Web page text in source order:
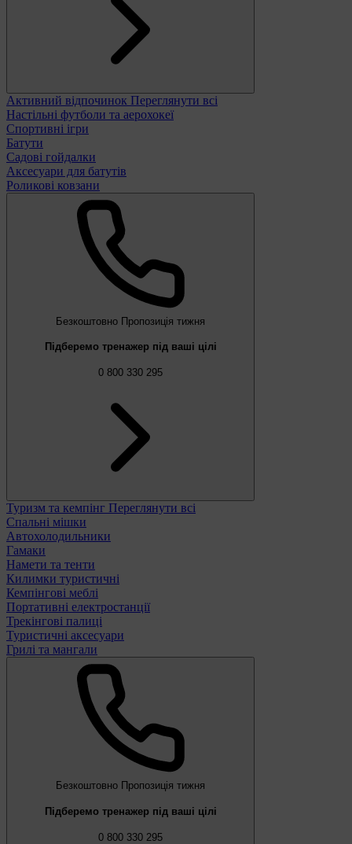
Активний відпочинок Переглянути всі
Настільні футболи та аерохокеї
Спортивні ігри
Батути
Садові гойдалки
Аксесуари для батутів
Роликові ковзани
Безкоштовно Пропозиція тижня
Підберемо тренажер під ваші цілі
0 800 330 295
Туризм та кемпінг Переглянути всі
Спальні мішки
Автохолодильники
Гамаки
Намети та тенти
Килимки туристичні
Кемпінгові меблі
Портативні електростанції
Трекінгові палиці
Туристичні аксесуари
Грилі та мангали
Безкоштовно Пропозиція тижня
Підберемо тренажер під ваші цілі
0 800 330 295